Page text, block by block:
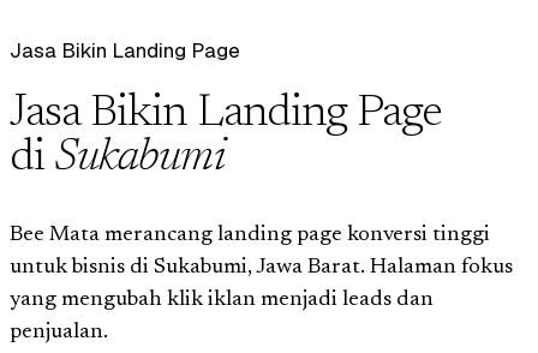
Jasa Bikin Landing Page
Jasa Bikin Landing Page
di Sukabumi
Bee Mata merancang landing page konversi tinggi
untuk bisnis di Sukabumi, Jawa Barat. Halaman fokus
yang mengubah klik iklan menjadi leads dan
penjualan.